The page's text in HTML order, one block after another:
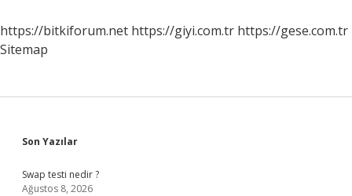
https://bitkiforum.net https://giyi.com.tr https://gese.com.tr
Sitemap
Sidebar
Son Yazılar
Swap testi nedir ?
Ağustos 8, 2026